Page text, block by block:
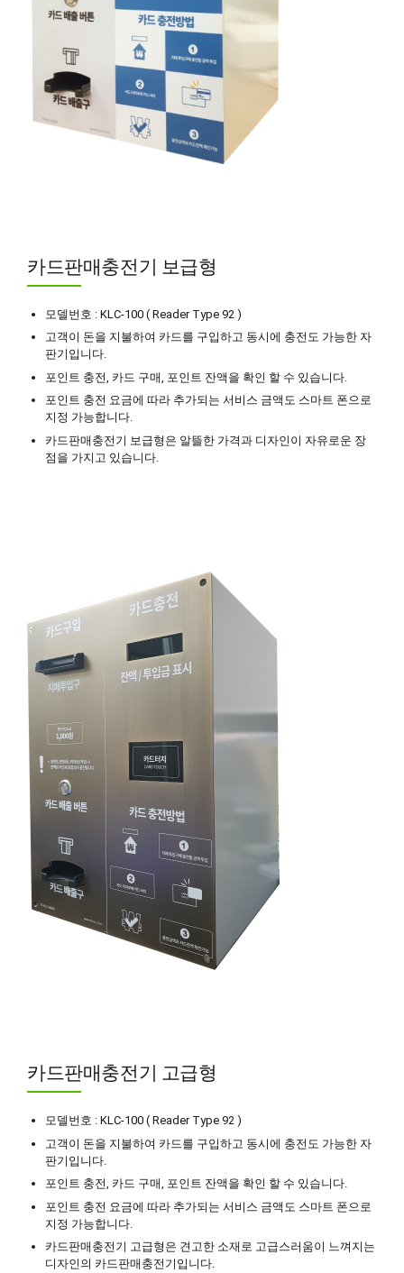
카드판매충전기 보급형
모델번호 : KLC-100 ( Reader Type 92 )
고객이 돈을 지불하여 카드를 구입하고 동시에 충전도 가능한 자
판기입니다.
포인트 충전, 카드 구매, 포인트 잔액을 확인 할 수 있습니다.
포인트 충전 요금에 따라 추가되는 서비스 금액도 스마트 폰으로
지정 가능합니다.
카드판매충전기 보급형은 알뜰한 가격과 디자인이 자유로운 장
점을 가지고 있습니다.
카드판매충전기 고급형
모델번호 : KLC-100 ( Reader Type 92 )
고객이 돈을 지불하여 카드를 구입하고 동시에 충전도 가능한 자
판기입니다.
포인트 충전, 카드 구매, 포인트 잔액을 확인 할 수 있습니다.
포인트 충전 요금에 따라 추가되는 서비스 금액도 스마트 폰으로
지정 가능합니다.
카드판매충전기 고급형은 견고한 소재로 고급스러움이 느껴지는
디자인의 카드판매충전기입니다.